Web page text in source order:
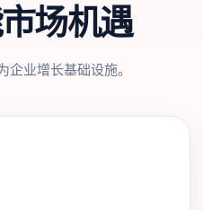
场机遇
企业增长基础设施。